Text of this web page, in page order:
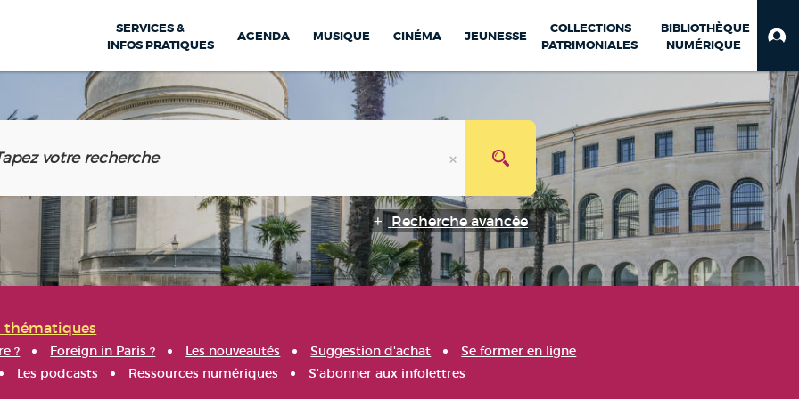
SERVICES &
INFOS PRATIQUES
AGENDA MUSIQUE CINÉMA JEUNESSE
COLLECTIONS
PATRIMONIALES
BIBLIOTHÈQUE
NUMÉRIQUE
Recherche avancée
thématiques
? Foreign in Paris ? Les nouveautés Suggestion d'achat
Se former en ligne
Les podcasts Ressources numériques S'abonner aux infolettres